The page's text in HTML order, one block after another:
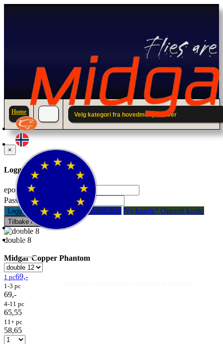
Fluer
Home Velg kategori fra hovedmenyen over
×
Logg inn til din konto.
epostadresse:
Passord:
Logg inn Glemt passord? Trykk her. Ny kunde? Opprett konto
Tilbake / Lukk
double 8
Midgar Copper Phantom
1 pc69,-
1-3 pc
69,-
4-11 pc
65,55
11+ pc
58,65